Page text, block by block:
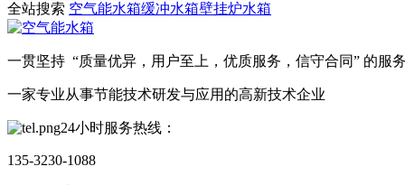
全站搜索 空气能水箱缓冲水箱壁挂炉水箱
一贯坚持 “质量优异，用户至上，优质服务，信守合同” 的服
一家专业从事节能技术研发与应用的高新技术企业
24小时服务热线：
135-3230-1088